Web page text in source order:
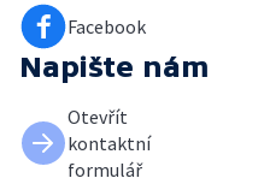
Facebook
Napište nám
Otevřít
kontaktní
formulář